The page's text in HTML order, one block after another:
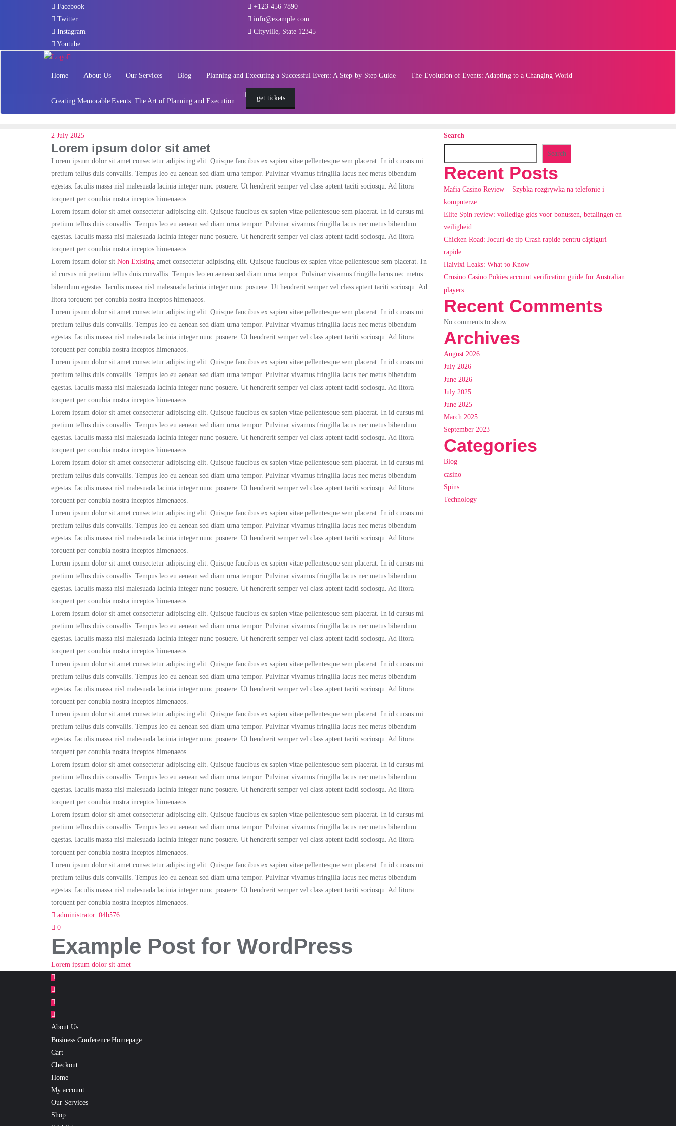
Facebook
Twitter
Instagram
Youtube
+123-456-7890
info@example.com
Cityville, State 12345
Home About Us Our Services Blog Planning and Executing a Successful Event: A Step-by-Step Guide The Evolution of Events: Adapting to a Changing World
Creating Memorable Events: The Art of Planning and Execution get tickets
2 July 2025
Lorem ipsum dolor sit amet
Lorem ipsum dolor sit amet consectetur adipiscing elit. Quisque faucibus ex sapien vitae pellentesque sem placerat. In id cursus mi
pretium tellus duis convallis. Tempus leo eu aenean sed diam urna tempor. Pulvinar vivamus fringilla lacus nec metus bibendum
egestas. Iaculis massa nisl malesuada lacinia integer nunc posuere. Ut hendrerit semper vel class aptent taciti sociosqu. Ad litora
torquent per conubia nostra inceptos himenaeos.
Lorem ipsum dolor sit amet consectetur adipiscing elit. Quisque faucibus ex sapien vitae pellentesque sem placerat. In id cursus mi
pretium tellus duis convallis. Tempus leo eu aenean sed diam urna tempor. Pulvinar vivamus fringilla lacus nec metus bibendum
egestas. Iaculis massa nisl malesuada lacinia integer nunc posuere. Ut hendrerit semper vel class aptent taciti sociosqu. Ad litora
torquent per conubia nostra inceptos himenaeos.
Lorem ipsum dolor sit Non Existing amet consectetur adipiscing elit. Quisque faucibus ex sapien vitae pellentesque sem placerat. In
id cursus mi pretium tellus duis convallis. Tempus leo eu aenean sed diam urna tempor. Pulvinar vivamus fringilla lacus nec metus
bibendum egestas. Iaculis massa nisl malesuada lacinia integer nunc posuere. Ut hendrerit semper vel class aptent taciti sociosqu. Ad
litora torquent per conubia nostra inceptos himenaeos.
Lorem ipsum dolor sit amet consectetur adipiscing elit. Quisque faucibus ex sapien vitae pellentesque sem placerat. In id cursus mi
pretium tellus duis convallis. Tempus leo eu aenean sed diam urna tempor. Pulvinar vivamus fringilla lacus nec metus bibendum
egestas. Iaculis massa nisl malesuada lacinia integer nunc posuere. Ut hendrerit semper vel class aptent taciti sociosqu. Ad litora
torquent per conubia nostra inceptos himenaeos.
Lorem ipsum dolor sit amet consectetur adipiscing elit. Quisque faucibus ex sapien vitae pellentesque sem placerat. In id cursus mi
pretium tellus duis convallis. Tempus leo eu aenean sed diam urna tempor. Pulvinar vivamus fringilla lacus nec metus bibendum
egestas. Iaculis massa nisl malesuada lacinia integer nunc posuere. Ut hendrerit semper vel class aptent taciti sociosqu. Ad litora
torquent per conubia nostra inceptos himenaeos.
Lorem ipsum dolor sit amet consectetur adipiscing elit. Quisque faucibus ex sapien vitae pellentesque sem placerat. In id cursus mi
pretium tellus duis convallis. Tempus leo eu aenean sed diam urna tempor. Pulvinar vivamus fringilla lacus nec metus bibendum
egestas. Iaculis massa nisl malesuada lacinia integer nunc posuere. Ut hendrerit semper vel class aptent taciti sociosqu. Ad litora
torquent per conubia nostra inceptos himenaeos.
Lorem ipsum dolor sit amet consectetur adipiscing elit. Quisque faucibus ex sapien vitae pellentesque sem placerat. In id cursus mi
pretium tellus duis convallis. Tempus leo eu aenean sed diam urna tempor. Pulvinar vivamus fringilla lacus nec metus bibendum
egestas. Iaculis massa nisl malesuada lacinia integer nunc posuere. Ut hendrerit semper vel class aptent taciti sociosqu. Ad litora
torquent per conubia nostra inceptos himenaeos.
Lorem ipsum dolor sit amet consectetur adipiscing elit. Quisque faucibus ex sapien vitae pellentesque sem placerat. In id cursus mi
pretium tellus duis convallis. Tempus leo eu aenean sed diam urna tempor. Pulvinar vivamus fringilla lacus nec metus bibendum
egestas. Iaculis massa nisl malesuada lacinia integer nunc posuere. Ut hendrerit semper vel class aptent taciti sociosqu. Ad litora
torquent per conubia nostra inceptos himenaeos.
Lorem ipsum dolor sit amet consectetur adipiscing elit. Quisque faucibus ex sapien vitae pellentesque sem placerat. In id cursus mi
pretium tellus duis convallis. Tempus leo eu aenean sed diam urna tempor. Pulvinar vivamus fringilla lacus nec metus bibendum
egestas. Iaculis massa nisl malesuada lacinia integer nunc posuere. Ut hendrerit semper vel class aptent taciti sociosqu. Ad litora
torquent per conubia nostra inceptos himenaeos.
Lorem ipsum dolor sit amet consectetur adipiscing elit. Quisque faucibus ex sapien vitae pellentesque sem placerat. In id cursus mi
pretium tellus duis convallis. Tempus leo eu aenean sed diam urna tempor. Pulvinar vivamus fringilla lacus nec metus bibendum
egestas. Iaculis massa nisl malesuada lacinia integer nunc posuere. Ut hendrerit semper vel class aptent taciti sociosqu. Ad litora
torquent per conubia nostra inceptos himenaeos.
Lorem ipsum dolor sit amet consectetur adipiscing elit. Quisque faucibus ex sapien vitae pellentesque sem placerat. In id cursus mi
pretium tellus duis convallis. Tempus leo eu aenean sed diam urna tempor. Pulvinar vivamus fringilla lacus nec metus bibendum
egestas. Iaculis massa nisl malesuada lacinia integer nunc posuere. Ut hendrerit semper vel class aptent taciti sociosqu. Ad litora
torquent per conubia nostra inceptos himenaeos.
Lorem ipsum dolor sit amet consectetur adipiscing elit. Quisque faucibus ex sapien vitae pellentesque sem placerat. In id cursus mi
pretium tellus duis convallis. Tempus leo eu aenean sed diam urna tempor. Pulvinar vivamus fringilla lacus nec metus bibendum
egestas. Iaculis massa nisl malesuada lacinia integer nunc posuere. Ut hendrerit semper vel class aptent taciti sociosqu. Ad litora
torquent per conubia nostra inceptos himenaeos.
Lorem ipsum dolor sit amet consectetur adipiscing elit. Quisque faucibus ex sapien vitae pellentesque sem placerat. In id cursus mi
pretium tellus duis convallis. Tempus leo eu aenean sed diam urna tempor. Pulvinar vivamus fringilla lacus nec metus bibendum
egestas. Iaculis massa nisl malesuada lacinia integer nunc posuere. Ut hendrerit semper vel class aptent taciti sociosqu. Ad litora
torquent per conubia nostra inceptos himenaeos.
Lorem ipsum dolor sit amet consectetur adipiscing elit. Quisque faucibus ex sapien vitae pellentesque sem placerat. In id cursus mi
pretium tellus duis convallis. Tempus leo eu aenean sed diam urna tempor. Pulvinar vivamus fringilla lacus nec metus bibendum
egestas. Iaculis massa nisl malesuada lacinia integer nunc posuere. Ut hendrerit semper vel class aptent taciti sociosqu. Ad litora
torquent per conubia nostra inceptos himenaeos.
Lorem ipsum dolor sit amet consectetur adipiscing elit. Quisque faucibus ex sapien vitae pellentesque sem placerat. In id cursus mi
pretium tellus duis convallis. Tempus leo eu aenean sed diam urna tempor. Pulvinar vivamus fringilla lacus nec metus bibendum
egestas. Iaculis massa nisl malesuada lacinia integer nunc posuere. Ut hendrerit semper vel class aptent taciti sociosqu. Ad litora
torquent per conubia nostra inceptos himenaeos.
administrator_04b576
0
Post
navigation
Example Post for WordPress
Lorem ipsum dolor sit amet
Search
Search
Recent Posts
Mafia Casino Review – Szybka rozgrywka na telefonie i
komputerze
Elite Spin review: volledige gids voor bonussen, betalingen en
veiligheid
Chicken Road: Jocuri de tip Crash rapide pentru câștiguri
rapide
Haivixi Leaks: What to Know
Crusino Casino Pokies account verification guide for Australian
players
Recent Comments
No comments to show.
Archives
August 2026
July 2026
June 2026
July 2025
June 2025
March 2025
September 2023
Categories
Blog
casino
Spins
Technology
About Us
Business Conference Homepage
Cart
Checkout
Home
My account
Our Services
Shop